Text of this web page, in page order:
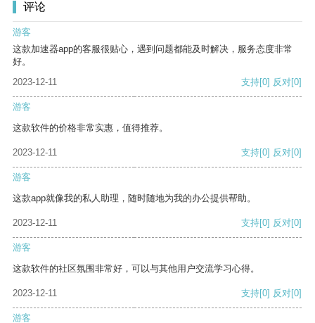
评论
游客
这款加速器app的客服很贴心，遇到问题都能及时解决，服务态度非常
好。
2023-12-11
支持[0] 反对[0]
游客
这款软件的价格非常实惠，值得推荐。
2023-12-11 支持[0] 反对[0]
游客
这款app就像我的私人助理，随时随地为我的办公提供帮助。
2023-12-11 支持[0] 反对[0]
游客
这款软件的社区氛围非常好，可以与其他用户交流学习心得。
2023-12-11 支持[0] 反对[0]
游客